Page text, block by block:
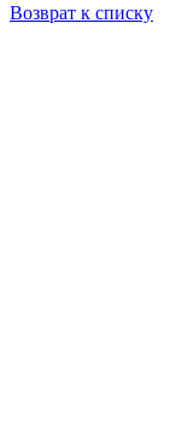
Возврат к списку